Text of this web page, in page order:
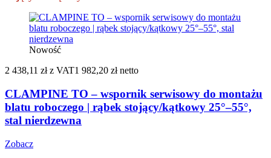
Nowość
2 438,11 zł z VAT1 982,20 zł netto
CLAMPINE TO – wspornik serwisowy do montażu
blatu roboczego | rąbek stojący/kątkowy 25°–55°,
stal nierdzewna
Zobacz